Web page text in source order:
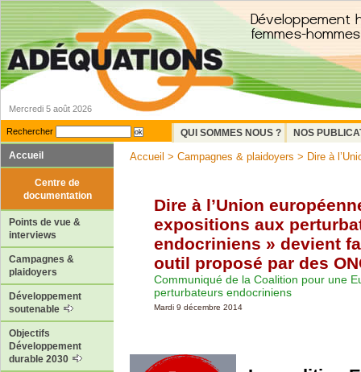
Mercredi 5 août 2026
Rechercher QUI SOMMES NOUS ?
NOS
Accueil
Centre de
documentation
Points de vue &
interviews
Campagnes &
plaidoyers
Développement
soutenable
Objectifs
Développement
durable 2030
Accueil > Campagnes & plaidoyers > Dire à
Dire à l’Union
expositions aux
endocriniens » devient
outil proposé par des
Communiqué de la Coalition pour une
perturbateurs endocriniens
Mardi 9 décembre 2014